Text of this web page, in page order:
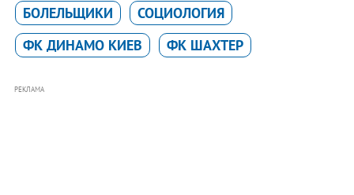
БОЛЕЛЬЩИКИ
СОЦИОЛОГИЯ
ФК ДИНАМО КИЕВ
ФК ШАХТЕР
РЕКЛАМА